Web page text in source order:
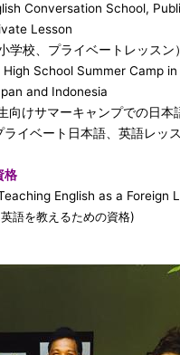
Conversation School,
Lesson
学校、プライベートレッスン）
High School Summer Camp
and Indonesia
向けサマーキャンプでの日本
イベート日本語、英語レッ
格
English as a Foreign
語を教えるための資格)